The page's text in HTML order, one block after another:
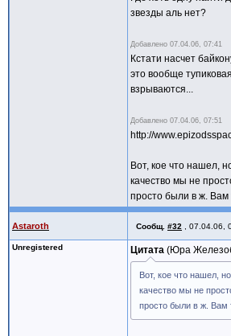
звезды аль нет?
Добавлено 07.04.06, 07:41
Кстати насчет
это вообще
взрываются...
Добавлено 07.04.06, 07:51
http://
Вот, кое что нашел,
качество мы не
просто были в ж. Вам
Astaroth Сообщ. #32 07.04.06,
Unregistered Цитата Юра
Вот, кое что нашел,
качество мы не
просто были в ж. Вам